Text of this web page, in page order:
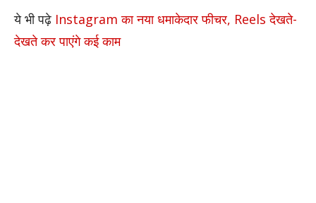
ये भी पढ़े Instagram का नया धमाकेदार फीचर, Reels देखते-
देखते कर पाएंगे कई काम